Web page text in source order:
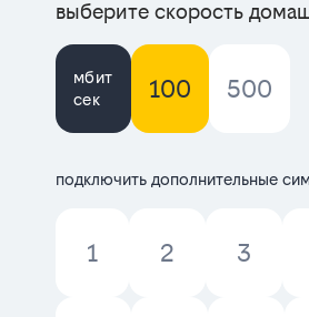
выберите скорость
мбит
сек
100 500
подключить дополнительные
1 2 3